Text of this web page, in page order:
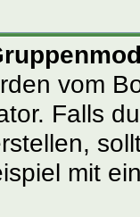
vom
Falls
mit